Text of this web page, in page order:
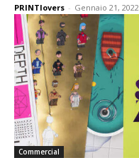
PRINTlovers - Gennaio 21, 2022
Commercial